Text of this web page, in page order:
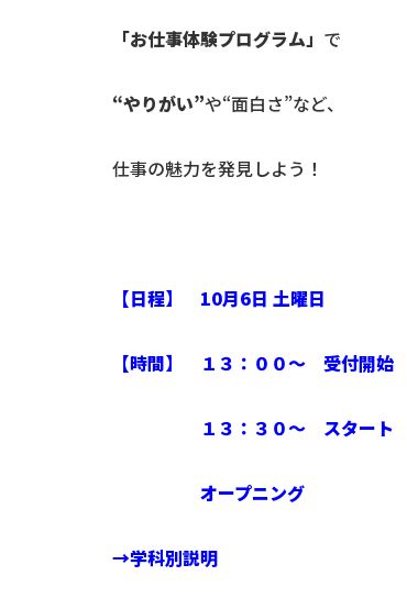
「お仕事体験プログラム」 で
“やりがい”や“面白さ”など、
仕事の魅力を発見しよう！
【日程】 10月6日 土曜日
【時間】 １３：００～ 受付開始
１３：３０～ スタート
オープニング
→学科別説明